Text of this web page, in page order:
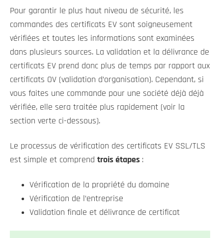
Pour garantir le plus haut niveau de sécurité, les
commandes des certificats EV sont soigneusement
vérifiées et toutes les informations sont examinées
dans plusieurs sources. La validation et la délivrance de
certificats EV prend donc plus de temps par rapport aux
certificats OV (validation d’organisation). Cependant, si
vous faites une commande pour une société déjà déjà
vérifiée, elle sera traitée plus rapidement (voir la
section verte ci-dessous).
Le processus de vérification des certificats EV SSL/TLS
est simple et comprend trois étapes :
Vérification de la propriété du domaine
Vérification de l’entreprise
Validation finale et délivrance de certificat